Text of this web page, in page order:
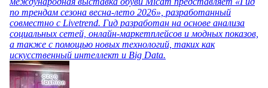
по трендам сезона весна-лето 2026», разработанный
совместно с Livetrend. Гид разработан на основе анализа
социальных сетей, онлайн-маркетплейсов и модных показов,
а также с помощью новых технологий, таких как
искусственный интеллект и Big Data.